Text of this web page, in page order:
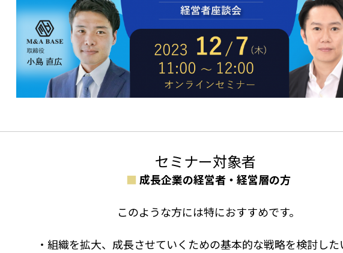
セミナー対象者
■ 成長企業の経営者・経営層の方
このような方には特におすすめです。
・組織を拡大、成長させていくための基本的な戦略を検討した